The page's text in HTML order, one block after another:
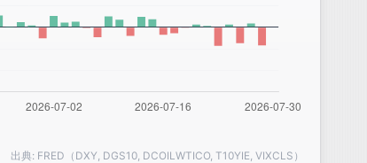
出典: FRED（DXY, DGS10, DCOILWTICO, T10YIE, VIXCLS）